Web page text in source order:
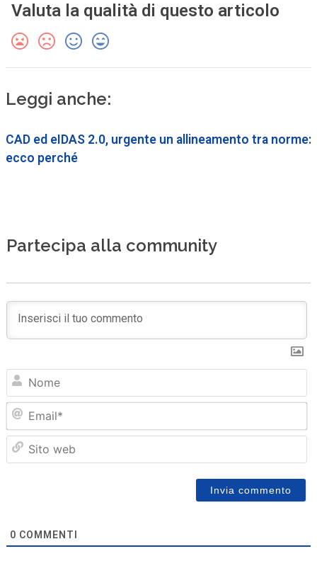
Valuta la qualità di questo articolo
Leggi anche:
CAD ed eIDAS 2.0, urgente un allineamento tra norme:
ecco perché
Partecipa alla community
0 COMMENTI